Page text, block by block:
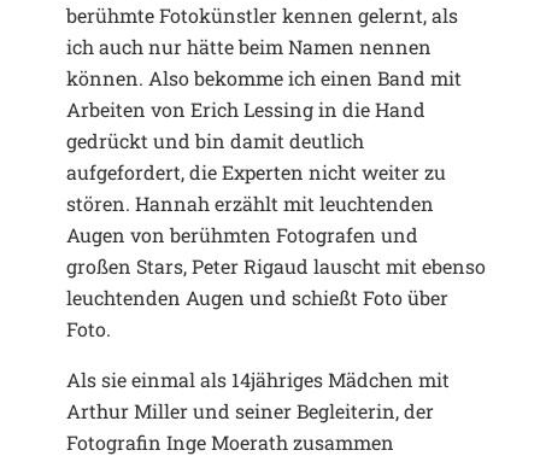
berühmte Fotokünstler kennen gelernt, als
ich auch nur hätte beim Namen nennen
können. Also bekomme ich einen Band mit
Arbeiten von Erich Lessing in die Hand
gedrückt und bin damit deutlich
aufgefordert, die Experten nicht weiter zu
stören. Hannah erzählt mit leuchtenden
Augen von berühmten Fotografen und
großen Stars, Peter Rigaud lauscht mit ebenso
leuchtenden Augen und schießt Foto über
Foto.
Als sie einmal als 14jähriges Mädchen mit
Arthur Miller und seiner Begleiterin, der
Fotografin Inge Moerath zusammen